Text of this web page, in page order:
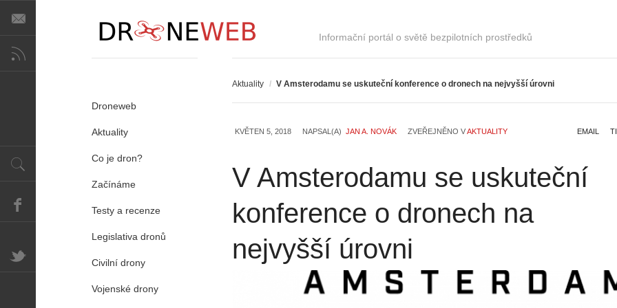
Informační portál o světě bezpilotních prostředků
Aktuality / V Amsterodamu se uskuteční konference o dronech na nejvyšší úrovni
KVĚTEN 5, 2018 NAPSAL(A) JAN A. NOVÁK ZVEŘEJNĚNO VAKTUALITY EMAIL
V Amsterodamu se uskuteční
konference o dronech na
nejvyšší úrovni
Droneweb
Aktuality
Co je dron?
Začínáme
Testy a recenze
Legislativa dronů
Civilní drony
Vojenské drony